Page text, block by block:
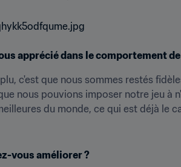
apprécié dans le comportement
c'est que nous sommes restés
nous pouvions imposer notre jeu à
du monde, ce qui est déjà le
vous améliorer ?